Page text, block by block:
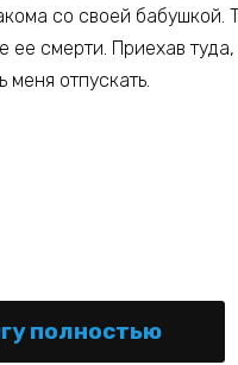
со своей бабушкой.
ее смерти. Приехав
меня отпускать.
полностью